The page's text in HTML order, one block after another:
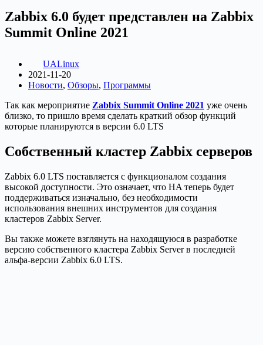
Zabbix 6.0 будет представлен на Zabbix
Summit Online 2021
UALinux
2021-11-20
Новости, Обзоры, Программы
Так как мероприятие Zabbix Summit Online 2021 уже очень
близко, то пришло время сделать краткий обзор функций
которые планируются в версии 6.0 LTS
Собственный кластер Zabbix серверов
Zabbix 6.0 LTS поставляется с функционалом создания
высокой доступности. Это означает, что HA теперь будет
поддерживаться изначально, без необходимости
использования внешних инструментов для создания
кластеров Zabbix Server.
Вы также можете взглянуть на находящуюся в разработке
версию собственного кластера Zabbix Server в последней
альфа-версии Zabbix 6.0 LTS.